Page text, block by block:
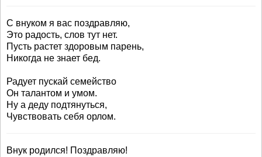
С внуком я вас поздравляю,
Это радость, слов тут нет.
Пусть растет здоровым парень,
Никогда не знает бед.
Радует пускай семейство
Он талантом и умом.
Ну а деду подтянуться,
Чувствовать себя орлом.
Внук родился! Поздравляю!